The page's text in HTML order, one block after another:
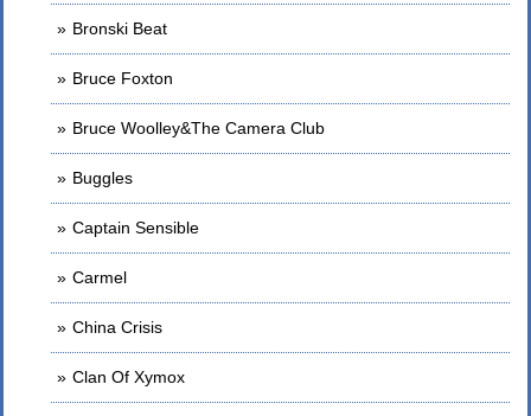
Bronski Beat
Bruce Foxton
Bruce Woolley&The Camera Club
Buggles
Captain Sensible
Carmel
China Crisis
Clan Of Xymox